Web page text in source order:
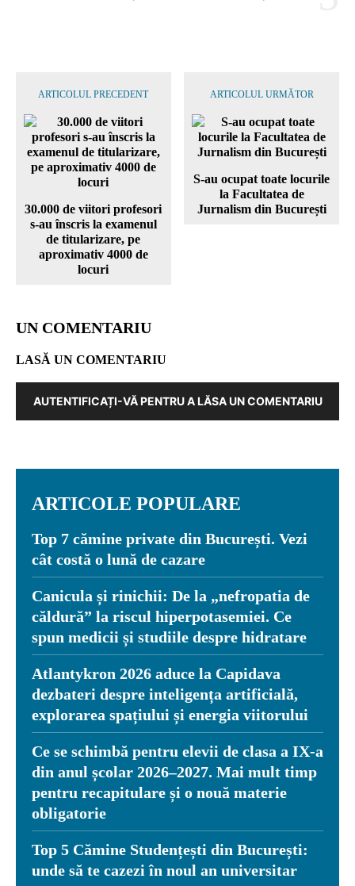
ARTICOLUL PRECEDENT
30.000 de viitori profesori
s-au înscris la examenul
de titularizare, pe
aproximativ 4000 de
locuri
ARTICOLUL URMĂTOR
S-au ocupat toate locurile
la Facultatea de
Jurnalism din București
UN COMENTARIU
LASĂ UN COMENTARIU
AUTENTIFICAȚI-VĂ PENTRU A LĂSA UN COMENTARIU
ARTICOLE POPULARE
Top 7 cămine private din București. Vezi
cât costă o lună de cazare
Canicula și rinichii: De la „nefropatia de
căldură” la riscul hiperpotasemiei. Ce
spun medicii și studiile despre hidratare
Atlantykron 2026 aduce la Capidava
dezbateri despre inteligența artificială,
explorarea spațiului și energia viitorului
Ce se schimbă pentru elevii de clasa a IX-a
din anul școlar 2026–2027. Mai mult timp
pentru recapitulare și o nouă materie
obligatorie
Top 5 Cămine Studențești din București:
unde să te cazezi în noul an universitar